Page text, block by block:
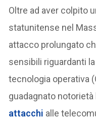
Oltre ad aver colpito
statunitense nel
attacco prolungato
sensibili riguardanti
tecnologia operativa
guadagnato notorietà
attacchi alle